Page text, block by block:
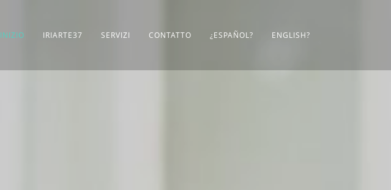
INIZIO IRIARTE37 SERVIZI CONTATTO ¿ESPAÑOL? ENGLISH?